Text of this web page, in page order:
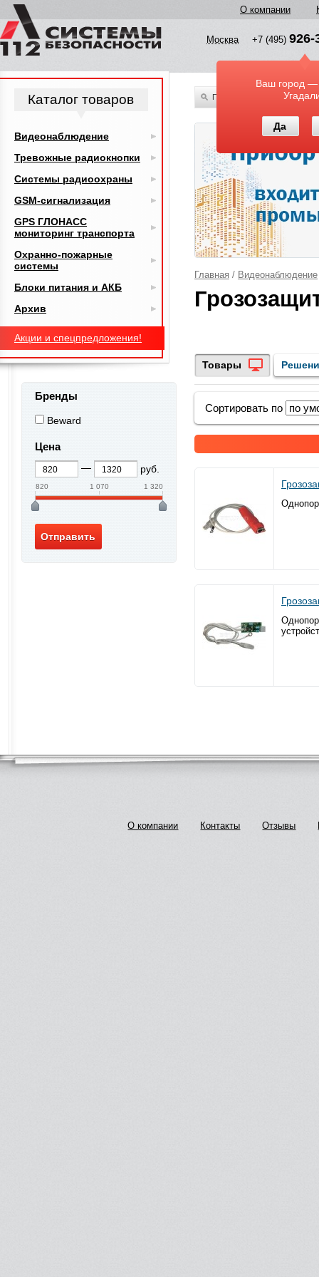
О компании
Москва +7 (495) 926-
Ваш город —
Да
По всему каталогу
Главная / Видеонаблюдение
Товары
Сортировать по
Каталог товаров
Видеонаблюдение
Тревожные радиокнопки
Системы радиоохраны
GSM-сигнализация
GPS ГЛОНАСС
мониторинг транспорта
Охранно-пожарные
системы
Блоки питания и АКБ
Архив
Акции и спецпредложения!
Бренды
Beward
Цена
руб.
820 1 070 1 320
О компании Контакты Отзывы